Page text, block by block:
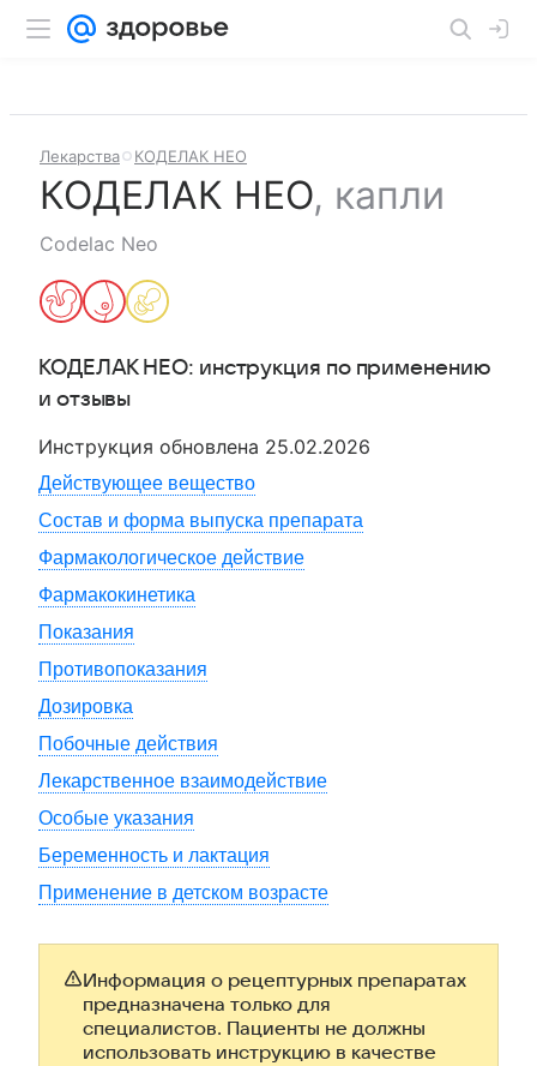
Лекарства КОДЕЛАК НЕО
КОДЕЛАК НЕО, капли
Codelac Neo
КОДЕЛАК НЕО: инструкция по применению
и отзывы
Инструкция обновлена 25.02.2026
Действующее вещество
Состав и форма выпуска препарата
Фармакологическое действие
Фармакокинетика
Показания
Противопоказания
Дозировка
Побочные действия
Лекарственное взаимодействие
Особые указания
Беременность и лактация
Применение в детском возрасте
Информация о рецептурных препаратах
предназначена только для
специалистов. Пациенты не должны
использовать инструкцию в качестве